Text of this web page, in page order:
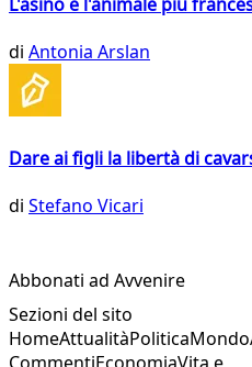
di Antonia Arslan
Dare ai figli la libertà di
di Stefano Vicari
Abbonati ad Avvenire
Sezioni del sito
HomeAttualitàPoliticaMondo